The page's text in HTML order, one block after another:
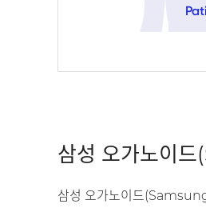
삼성 오가노이
삼성 오가노이드